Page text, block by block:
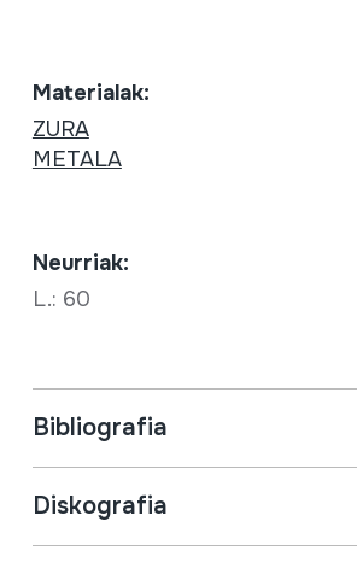
Materialak:
ZURA
METALA
Neurriak:
L.: 60
Bibliografia
Diskografia